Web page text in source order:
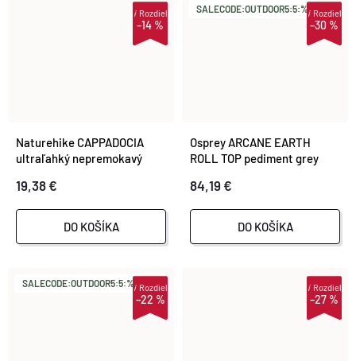
–14 %
iRozdiel
Naturehike CAPPADOCIA
ultraľahký nepremokavý
19,38 €
DO KOŠÍKA
SALECODE:OUTDOOR5:5:%
–30 %
iRozdiel
Osprey ARCANE EARTH
ROLL TOP pediment grey
84,19 €
DO KOŠÍKA
SALECODE:OUTDOOR5:5:%
–22 %
iRozdiel
–27 %
iRozdiel